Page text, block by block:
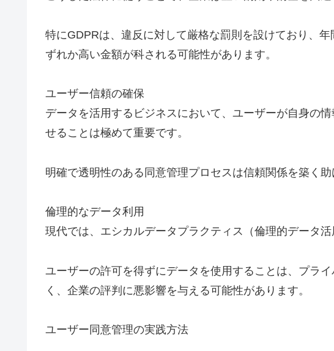
特にGDPRは、違反に対して厳格な罰則を設けており、
ずれか高い金額が科される可能性があります。
ユーザー信頼の確保
データを活用するビジネスにおいて、ユーザーが自身の
せることは極めて重要です。
明確で透明性のある同意管理プロセスは信頼関係を築く助
倫理的なデータ利用
現代では、エシカルデータプラクティス（倫理的データ活
ユーザーの許可を得ずにデータを使用することは、プラ
く、企業の評判に悪影響を与える可能性があります。
ユーザー同意管理の実践方法